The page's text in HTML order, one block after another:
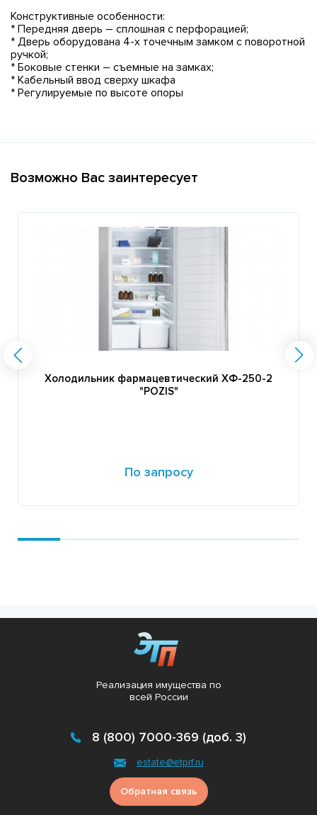
Конструктивные особенности:
* Передняя дверь – сплошная с перфорацией;
* Дверь оборудована 4-х точечным замком с поворотной
ручкой;
* Боковые стенки – съемные на замках;
* Кабельный ввод сверху шкафа
* Регулируемые по высоте опоры
Возможно Вас заинтересует
Холодильник фармацевтический ХФ-250-2
"POZIS"
По запросу
Реализация имущества по
всей России
8 (800) 7000-369 (доб. 3)
estate@etprf.ru
Обратная связь